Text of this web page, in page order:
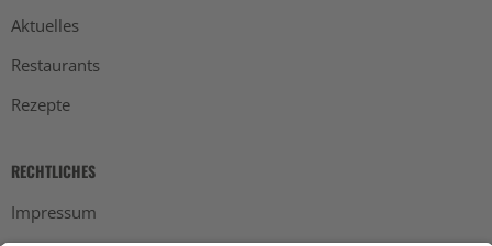
Aktuelles
Restaurants
Rezepte
RECHTLICHES
Impressum